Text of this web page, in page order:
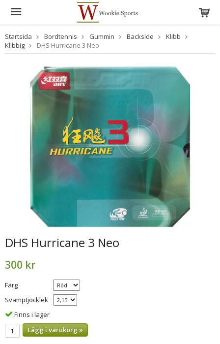
Startsida Bordtennis Gummin Backside
Klibb
Klibbig
DHS Hurricane 3 Neo
DHS Hurricane 3 Neo
300 kr
Färg
Svamptjocklek
Finns i lager
Lägg i varukorg »